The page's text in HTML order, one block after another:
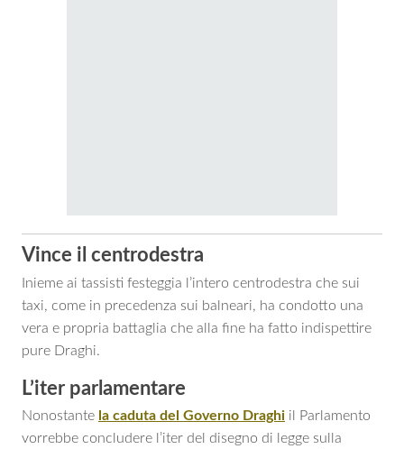
Vince il centrodestra
Inieme ai tassisti festeggia l’intero centrodestra che sui
taxi, come in precedenza sui balneari, ha condotto una
vera e propria battaglia che alla fine ha fatto indispettire
pure Draghi.
L’iter parlamentare
Nonostante la caduta del Governo Draghi il Parlamento
vorrebbe concludere l’iter del disegno di legge sulla